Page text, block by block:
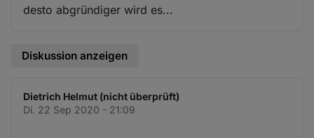
desto abgründiger wird es...
Diskussion anzeigen
Dietrich Helmut (nicht überprüft)
Di. 22 Sep 2020 - 21:09